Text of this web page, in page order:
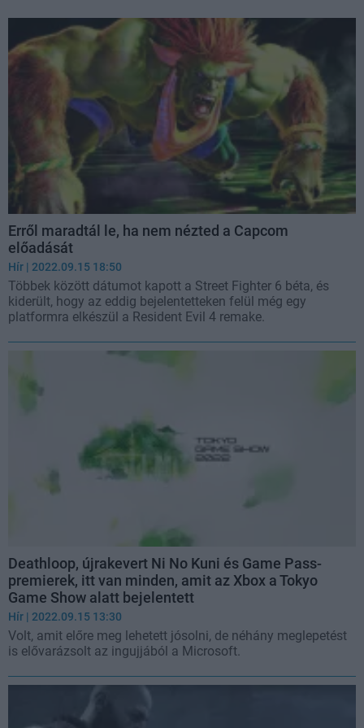
Erről maradtál le, ha nem nézted a Capcom
előadását
Hír | 2022.09.15 18:50
Többek között dátumot kapott a Street Fighter 6 béta, és
kiderült, hogy az eddig bejelentetteken felül még egy
platformra elkészül a Resident Evil 4 remake.
Deathloop, újrakevert Ni No Kuni és Game Pass-
premierek, itt van minden, amit az Xbox a Tokyo
Game Show alatt bejelentett
Hír | 2022.09.15 13:30
Volt, amit előre meg lehetett jósolni, de néhány meglepetést
is elővarázsolt az ingujjából a Microsoft.